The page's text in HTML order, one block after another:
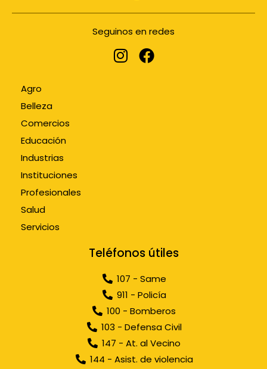
Seguinos en redes
Agro
Belleza
Comercios
Educación
Industrias
Instituciones
Profesionales
Salud
Servicios
Teléfonos útiles
107 - Same
911 - Policía
100 - Bomberos
103 - Defensa Civil
147 - At. al Vecino
144 - Asist. de violencia